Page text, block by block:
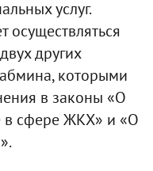
услуг.
осуществляться
других
которыми
в законы «О
в сфере ЖКХ» и «О